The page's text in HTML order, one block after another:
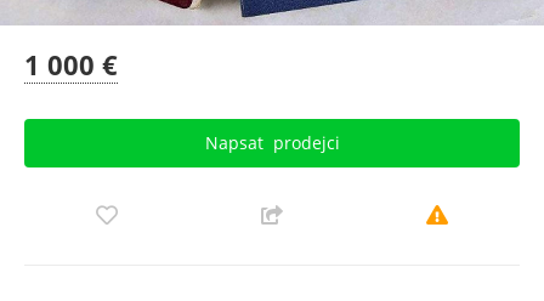
1 000 €
Napsat prodejci